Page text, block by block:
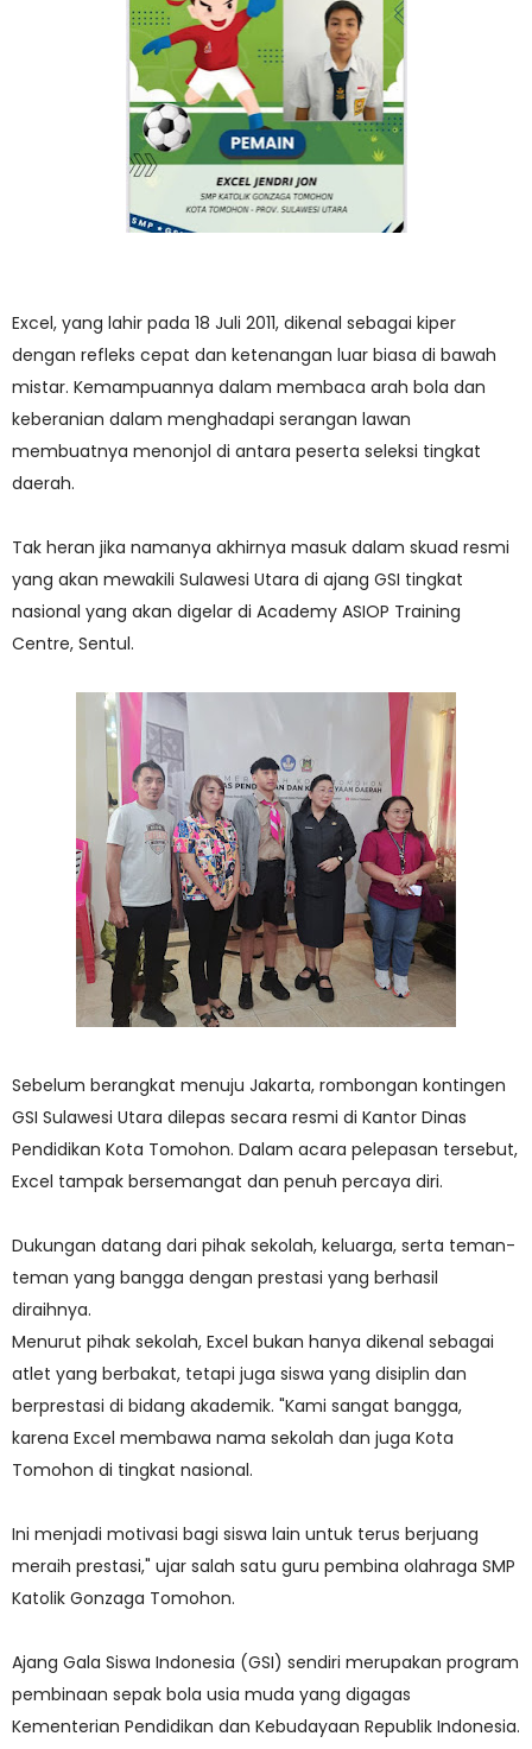
Excel, yang lahir pada 18 Juli 2011, dikenal sebagai kiper
dengan refleks cepat dan ketenangan luar biasa di bawah
mistar. Kemampuannya dalam membaca arah bola dan
keberanian dalam menghadapi serangan lawan
membuatnya menonjol di antara peserta seleksi tingkat
daerah.
Tak heran jika namanya akhirnya masuk dalam skuad resmi
yang akan mewakili Sulawesi Utara di ajang GSI tingkat
nasional yang akan digelar di Academy ASIOP Training
Centre, Sentul.
Sebelum berangkat menuju Jakarta, rombongan kontingen
GSI Sulawesi Utara dilepas secara resmi di Kantor Dinas
Pendidikan Kota Tomohon. Dalam acara pelepasan tersebut,
Excel tampak bersemangat dan penuh percaya diri.
Dukungan datang dari pihak sekolah, keluarga, serta teman-
teman yang bangga dengan prestasi yang berhasil
diraihnya.
Menurut pihak sekolah, Excel bukan hanya dikenal sebagai
atlet yang berbakat, tetapi juga siswa yang disiplin dan
berprestasi di bidang akademik. "Kami sangat bangga,
karena Excel membawa nama sekolah dan juga Kota
Tomohon di tingkat nasional.
Ini menjadi motivasi bagi siswa lain untuk terus berjuang
meraih prestasi," ujar salah satu guru pembina olahraga SMP
Katolik Gonzaga Tomohon.
Ajang Gala Siswa Indonesia (GSI) sendiri merupakan program
pembinaan sepak bola usia muda yang digagas
Kementerian Pendidikan dan Kebudayaan Republik Indonesia.